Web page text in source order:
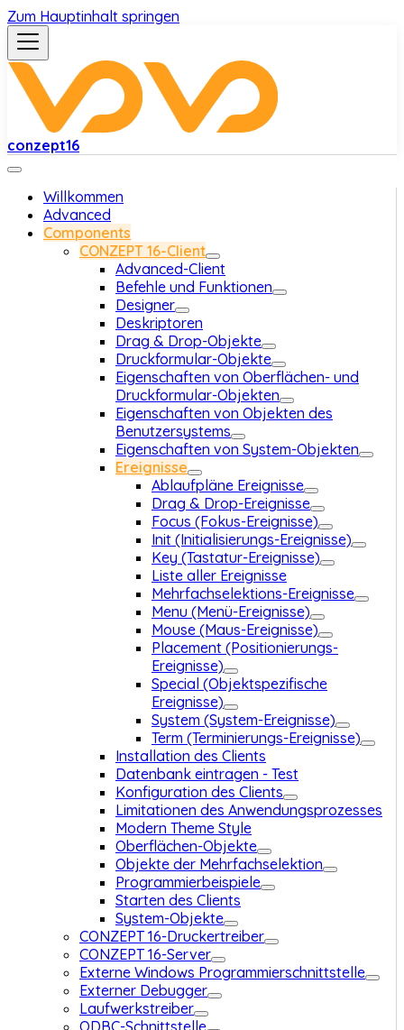
Zum Hauptinhalt springen
conzept16
Willkommen
Advanced
Components
CONZEPT 16-Client
Advanced-Client
Befehle und Funktionen
Designer
Deskriptoren
Drag & Drop-Objekte
Druckformular-Objekte
Eigenschaften von Oberflächen- und
Druckformular-Objekten
Eigenschaften von Objekten des
Benutzersystems
Eigenschaften von System-Objekten
Ereignisse
Ablaufpläne Ereignisse
Drag & Drop-Ereignisse
Focus (Fokus-Ereignisse)
Init (Initialisierungs-Ereignisse)
Key (Tastatur-Ereignisse)
Liste aller Ereignisse
Mehrfachselektions-Ereignisse
Menu (Menü-Ereignisse)
Mouse (Maus-Ereignisse)
Placement (Positionierungs-
Ereignisse)
Special (Objektspezifische
Ereignisse)
System (System-Ereignisse)
Term (Terminierungs-Ereignisse)
Installation des Clients
Datenbank eintragen - Test
Konfiguration des Clients
Limitationen des Anwendungsprozesses
Modern Theme Style
Oberflächen-Objekte
Objekte der Mehrfachselektion
Programmierbeispiele
Starten des Clients
System-Objekte
CONZEPT 16-Druckertreiber
CONZEPT 16-Server
Externe Windows Programmierschnittstelle
Externer Debugger
Laufwerkstreiber
ODBC-Schnittstelle